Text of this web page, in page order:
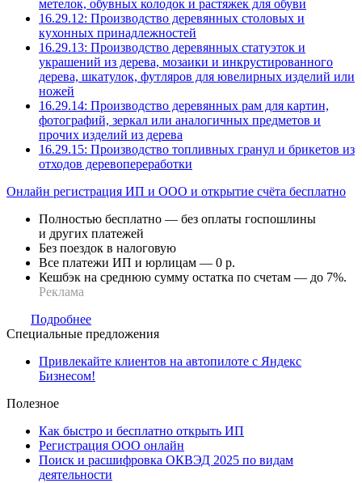
метелок, обувных колодок и растяжек для обуви
16.29.12: Производство деревянных столовых и
кухонных принадлежностей
16.29.13: Производство деревянных статуэток и
украшений из дерева, мозаики и инкрустированного
дерева, шкатулок, футляров для ювелирных изделий или
ножей
16.29.14: Производство деревянных рам для картин,
фотографий, зеркал или аналогичных предметов и
прочих изделий из дерева
16.29.15: Производство топливных гранул и брикетов из
отходов деревопереработки
Онлайн регистрация ИП и ООО и открытие счёта бесплатно
Полностью бесплатно — без оплаты госпошлины
и других платежей
Без поездок в налоговую
Все платежи ИП и юрлицам — 0 р.
Кешбэк на среднюю сумму остатка по счетам — до 7%.
Реклама
Подробнее
Специальные предложения
Привлекайте клиентов на автопилоте с Яндекс
Бизнесом!
Полезное
Как быстро и бесплатно открыть ИП
Регистрация ООО онлайн
Поиск и расшифровка ОКВЭД 2025 по видам
деятельности